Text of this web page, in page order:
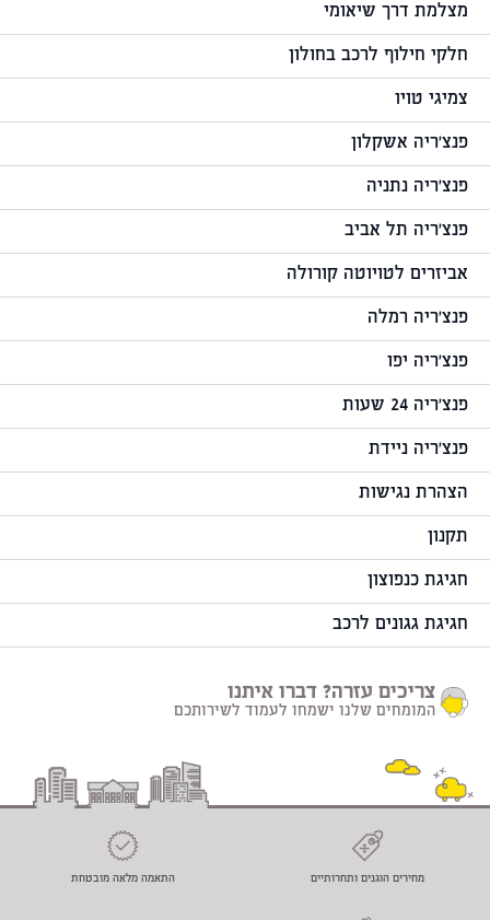
מצלמת דרך שיאומי
חלקי חילוף לרכב בחולון
צמיגי טויו
פנצ'ריה אשקלון
פנצ'ריה נתניה
פנצ'ריה תל אביב
אביזרים לטויוטה קורולה
פנצ'ריה רמלה
פנצ'ריה יפו
פנצ'ריה 24 שעות
פנצ'ריה ניידת
הצהרת נגישות
תקנון
חגיגת כנפוצון
חגיגת גגונים לרכב
צריכים עזרה? דברו איתנו
המומחים שלנו ישמחו לעמוד לשירותכם
מחירים הוגנים ותחרותיים התאמה מלאה מובטחת